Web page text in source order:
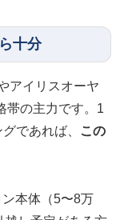
十分
アイリスオーヤ
帯の主力です。1
であれば、
この
本体（5〜8万